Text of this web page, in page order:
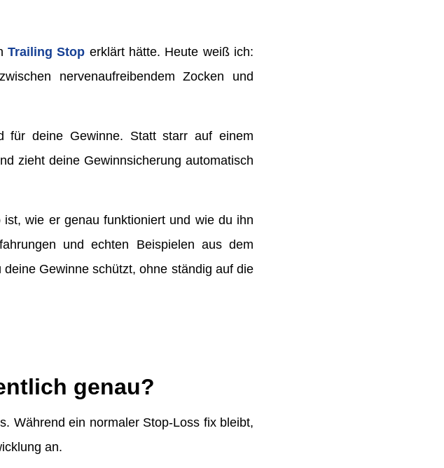
Trailing Stop erklärt hätte. Heute weiß ich:
nervenaufreibendem Zocken und
für deine Gewinne. Statt starr auf einem
zieht deine Gewinnsicherung automatisch
wie er genau funktioniert und wie du ihn
und echten Beispielen aus dem
Gewinne schützt, ohne ständig auf die
genau?
Während ein normaler Stop-Loss fix bleibt,
an.